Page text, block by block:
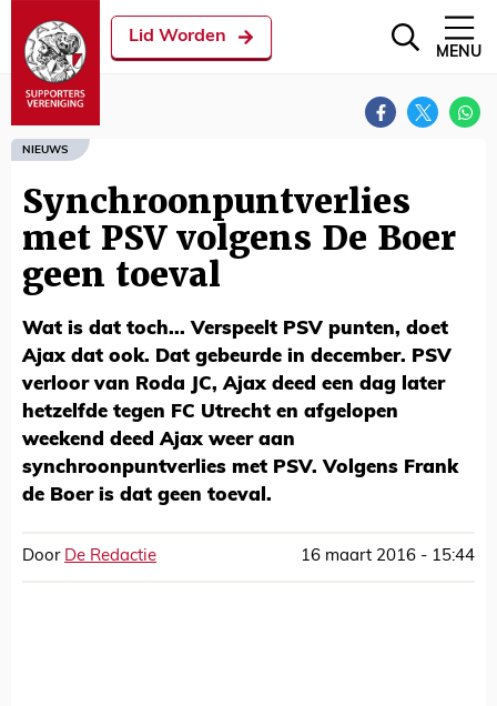
Lid Worden
MENU
NIEUWS
Synchroonpuntverlies
met PSV volgens De Boer
geen toeval
Wat is dat toch... Verspeelt PSV punten, doet
Ajax dat ook. Dat gebeurde in december. PSV
verloor van Roda JC, Ajax deed een dag later
hetzelfde tegen FC Utrecht en afgelopen
weekend deed Ajax weer aan
synchroonpuntverlies met PSV. Volgens Frank
de Boer is dat geen toeval.
Door De Redactie 16 maart 2016 - 15:44